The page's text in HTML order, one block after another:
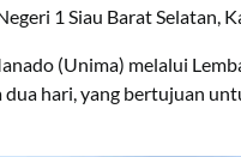
1 Siau Barat Selatan,
(Unima) melalui
hari, yang bertujuan